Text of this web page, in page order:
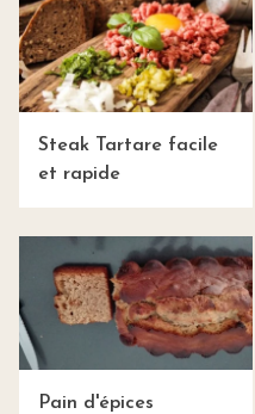
Steak Tartare facile
et rapide
Pain d'épices